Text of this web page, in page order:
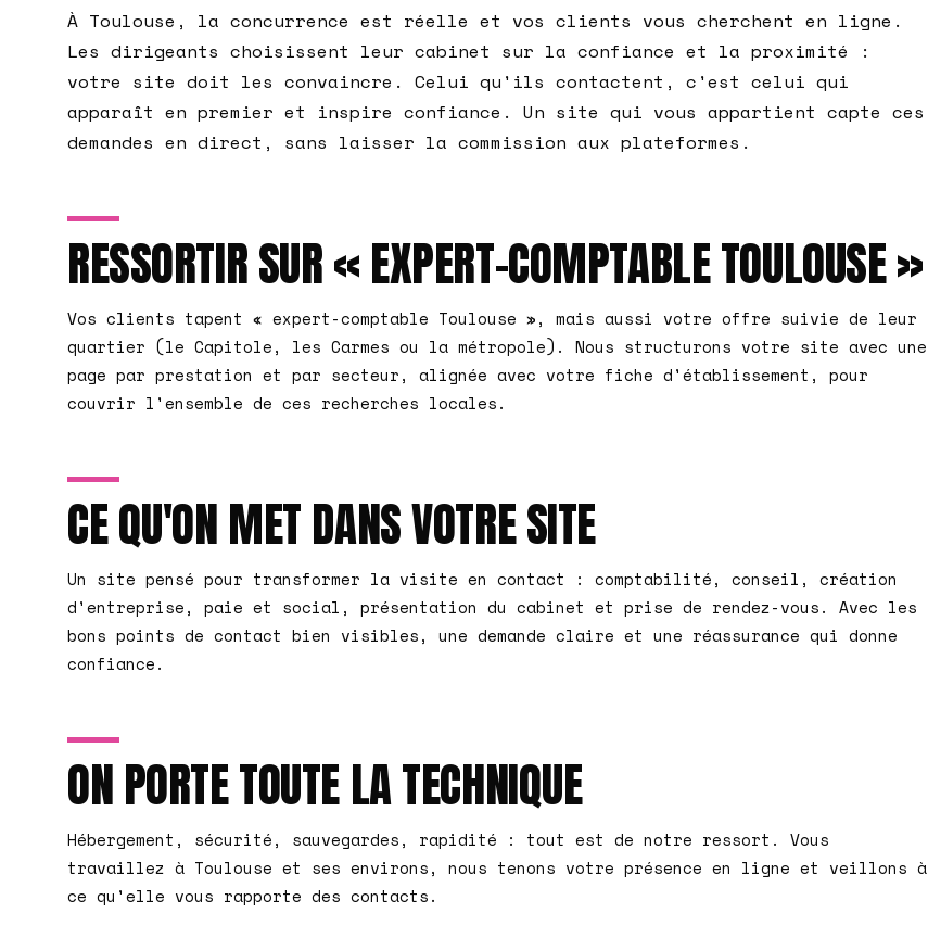
À Toulouse, la concurrence est réelle et vos clients vous cherchent en ligne.
Les dirigeants choisissent leur cabinet sur la confiance et la proximité :
votre site doit les convaincre. Celui qu'ils contactent, c'est celui qui
apparaît en premier et inspire confiance. Un site qui vous appartient capte ces
demandes en direct, sans laisser la commission aux plateformes.
RESSORTIR SUR « EXPERT-COMPTABLE TOULOUSE »
Vos clients tapent « expert-comptable Toulouse », mais aussi votre offre suivie de leur
quartier (le Capitole, les Carmes ou la métropole). Nous structurons votre site avec une
page par prestation et par secteur, alignée avec votre fiche d'établissement, pour
couvrir l'ensemble de ces recherches locales.
CE QU'ON MET DANS VOTRE SITE
Un site pensé pour transformer la visite en contact : comptabilité, conseil, création
d'entreprise, paie et social, présentation du cabinet et prise de rendez-vous. Avec les
bons points de contact bien visibles, une demande claire et une réassurance qui donne
confiance.
ON PORTE TOUTE LA TECHNIQUE
Hébergement, sécurité, sauvegardes, rapidité : tout est de notre ressort. Vous
travaillez à Toulouse et ses environs, nous tenons votre présence en ligne et veillons à
ce qu'elle vous rapporte des contacts.